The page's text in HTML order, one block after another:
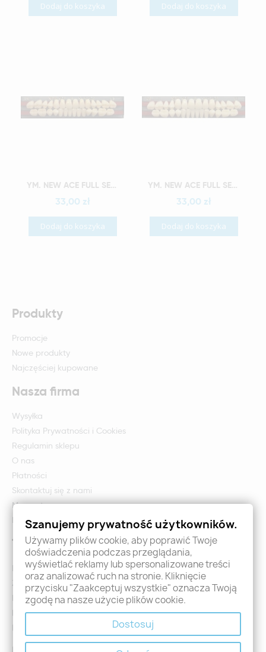
Dodaj do koszyka Dodaj do koszyka
Szybki podgląd YM. NEW ACE FULL SET - AKRYLOWE ZĘBY SZTUCZNE - B4-O4
33,00 zł
Dodaj do koszyka
Szybki podgląd YM. NEW ACE FULL SET - AKRYLOWE ZĘBY SZTUCZNE - B4-O5
33,00 zł
Dodaj do koszyka
Produkty
Promocje
Nowe produkty
Najczęściej kupowane
Nasza firma
Wysyłka
Polityka Prywatności i Cookies
Regulamin sklepu
O nas
Płatności
Skontaktuj się z nami
Mapa strony
Formularz zwrotu i reklamacji
Twoje konto
Logowanie
Załóż konto - Rejestracja
Moje zamówienia
Promocje
Nowości
Szanujemy prywatność użytkowników.
Używamy plików cookie, aby poprawić Twoje
doświadczenia podczas przeglądania,
wyświetlać reklamy lub spersonalizowane treści
oraz analizować ruch na stronie. Kliknięcie
przycisku "Zaakceptuj wszystkie" oznacza Twoją
zgodę na nasze użycie plików cookie.
Dostosuj